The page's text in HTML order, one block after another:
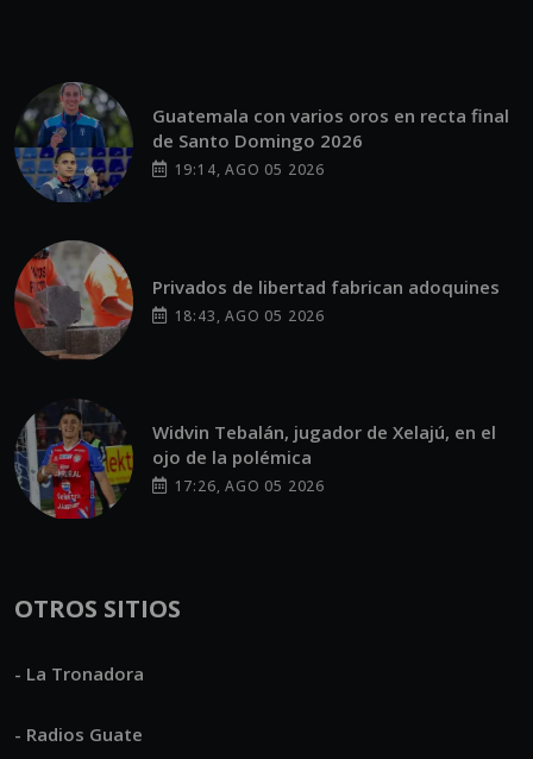
Guatemala con varios oros en recta final
de Santo Domingo 2026
19:14, AGO 05 2026
Privados de libertad fabrican adoquines
18:43, AGO 05 2026
Widvin Tebalán, jugador de Xelajú, en el
ojo de la polémica
17:26, AGO 05 2026
OTROS SITIOS
- La Tronadora
- Radios Guate